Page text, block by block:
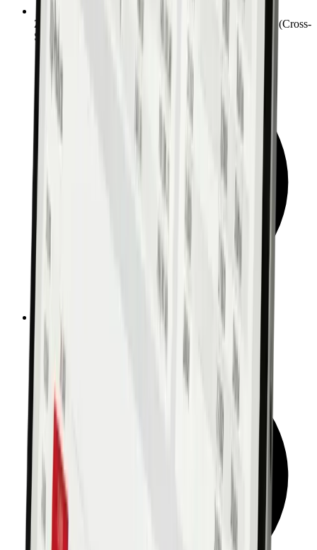
Zentraler Marktplatz für Ihr gesamtes Produktportfolio (Cross-
Selling)
Standardisierte & bedarfsorientierte Kundenberatung